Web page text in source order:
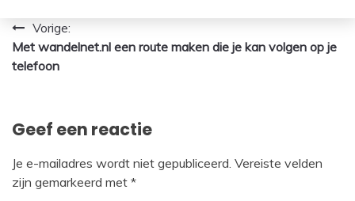
Bericht
navigatie
Vorige:
Met wandelnet.nl een route maken die je kan volgen op je
telefoon
Geef een reactie
Je e-mailadres wordt niet gepubliceerd. Vereiste velden
zijn gemarkeerd met *